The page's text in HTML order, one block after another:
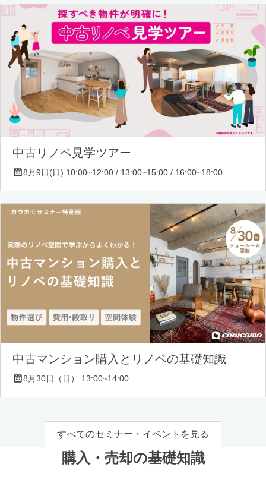
中古リノベ見学ツアー
8月9日(日) 10:00~12:00 / 13:00~15:00 / 16:00~18:00
中古マンション購入とリノベの基礎知識
8月30日（日） 13:00~14:00
すべてのセミナー・イベントを見る
購入・売却の基礎知識